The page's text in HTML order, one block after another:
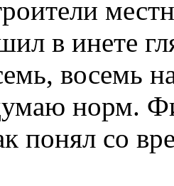
в инете
восемь
норм.
понял со